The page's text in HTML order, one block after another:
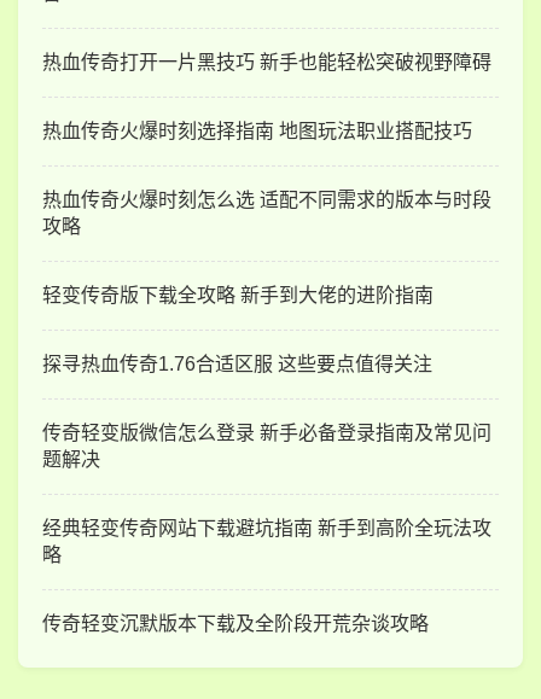
热血传奇打开一片黑技巧 新手也能轻松突破视野障碍
热血传奇火爆时刻选择指南 地图玩法职业搭配技巧
热血传奇火爆时刻怎么选 适配不同需求的版本与时段
攻略
轻变传奇版下载全攻略 新手到大佬的进阶指南
探寻热血传奇1.76合适区服 这些要点值得关注
传奇轻变版微信怎么登录 新手必备登录指南及常见问
题解决
经典轻变传奇网站下载避坑指南 新手到高阶全玩法攻
略
传奇轻变沉默版本下载及全阶段开荒杂谈攻略